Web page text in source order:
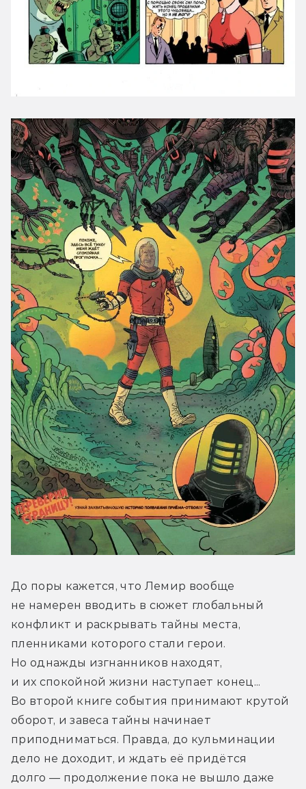
До поры кажется, что Лемир вообще
не намерен вводить в сюжет глобальный
конфликт и раскрывать тайны места,
пленниками которого стали герои.
Но однажды изгнанников находят,
и их спокойной жизни наступает конец...
Во второй книге события принимают крутой
оборот, и завеса тайны начинает
приподниматься. Правда, до кульминации
дело не доходит, и ждать её придётся
долго — продолжение пока не вышло даже